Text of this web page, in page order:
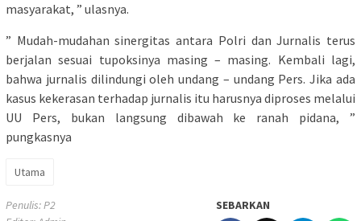
masyarakat, ” ulasnya.
” Mudah-mudahan sinergitas antara Polri dan Jurnalis terus
berjalan sesuai tupoksinya masing – masing. Kembali lagi,
bahwa jurnalis dilindungi oleh undang – undang Pers. Jika ada
kasus kekerasan terhadap jurnalis itu harusnya diproses melalui
UU Pers, bukan langsung dibawah ke ranah pidana, ”
pungkasnya
Utama
Penulis: P2
SEBARKAN